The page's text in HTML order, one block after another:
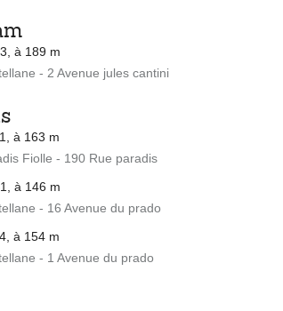
à 189 m
- 2 Avenue jules cantini
à 163 m
Fiolle - 190 Rue paradis
à 146 m
- 16 Avenue du prado
à 154 m
- 1 Avenue du prado